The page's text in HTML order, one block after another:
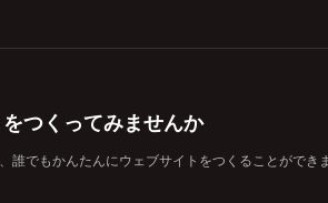
つくってみませんか
誰でもかんたんにウェブサイトをつくることができ